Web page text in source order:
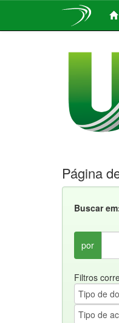
Página
Buscar
por
Filtros